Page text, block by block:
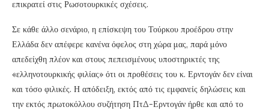
επικρατεί στις Ρωσοτουρκικές σχέσεις.
Σε κάθε άλλο σενάριο, η επίσκεψη του Τούρκου προέδρου στην
Ελλάδα δεν απέφερε κανένα όφελος στη χώρα μας, παρά μόνο
απεδείχθη πλέον και στους πεπεισμένους υποστηρικτές της
«ελληνοτουρκικής φιλίας» ότι οι προθέσεις του κ. Ερντογάν δεν είναι
και τόσο φιλικές. Η απόδειξη, εκτός από τις εμφανείς δηλώσεις και
την εκτός πρωτοκόλλου συζήτηση ΠτΔ-Ερντογάν ήρθε και από το